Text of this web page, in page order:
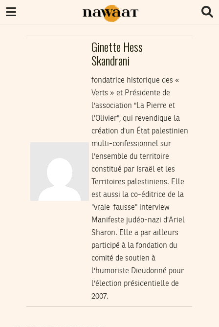
Ginette Hess
Skandrani
fondatrice historique des «
Verts » et Présidente de
l'association "La Pierre et
l'Olivier", qui revendique la
création d'un État palestinien
multi-confessionnel sur
l'ensemble du territoire
constitué par Israël et les
Territoires palestiniens. Elle
est aussi la co-éditrice de la
"vraie-fausse" interview
Manifeste judéo-nazi d'Ariel
Sharon. Elle a par ailleurs
participé à la fondation du
comité de soutien à
l'humoriste Dieudonné pour
l'élection présidentielle de
2007.